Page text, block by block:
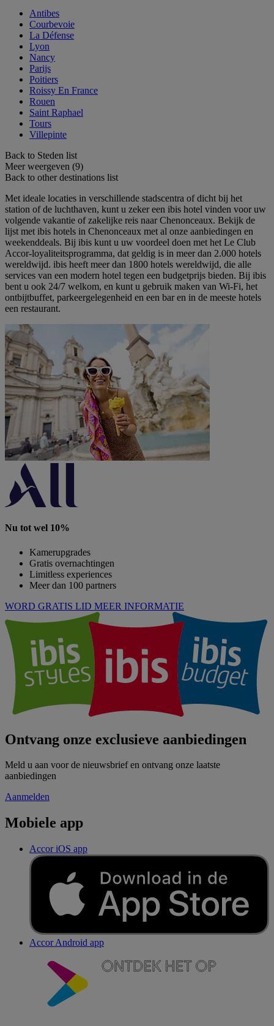
Antibes
Courbevoie
La Défense
Lyon
Nancy
Parijs
Poitiers
Roissy En France
Rouen
Saint Raphael
Tours
Villepinte
Back to Steden list
Meer weergeven (9)
Back to other destinations list
Met ideale locaties in verschillende stadscentra of dicht bij het
station of de luchthaven, kunt u zeker een ibis hotel vinden voor uw
volgende vakantie of zakelijke reis naar Chenonceaux. Bekijk de
lijst met ibis hotels in Chenonceaux met al onze aanbiedingen en
weekenddeals. Bij ibis kunt u uw voordeel doen met het Le Club
Accor-loyaliteitsprogramma, dat geldig is in meer dan 2.000 hotels
wereldwijd. ibis heeft meer dan 1800 hotels wereldwijd, die alle
services van een modern hotel tegen een budgetprijs bieden. Bij ibis
bent u ook 24/7 welkom, en kunt u gebruik maken van Wi-Fi, het
ontbijtbuffet, parkeergelegenheid en een bar en in de meeste hotels
een restaurant.
Nu tot wel 10%
Kamerupgrades
Gratis overnachtingen
Limitless experiences
Meer dan 100 partners
WORD GRATIS LID MEER INFORMATIE
Ontvang onze exclusieve aanbiedingen
Meld u aan voor de nieuwsbrief en ontvang onze laatste
aanbiedingen
Aanmelden
Mobiele app
Accor iOS app
Accor Android app